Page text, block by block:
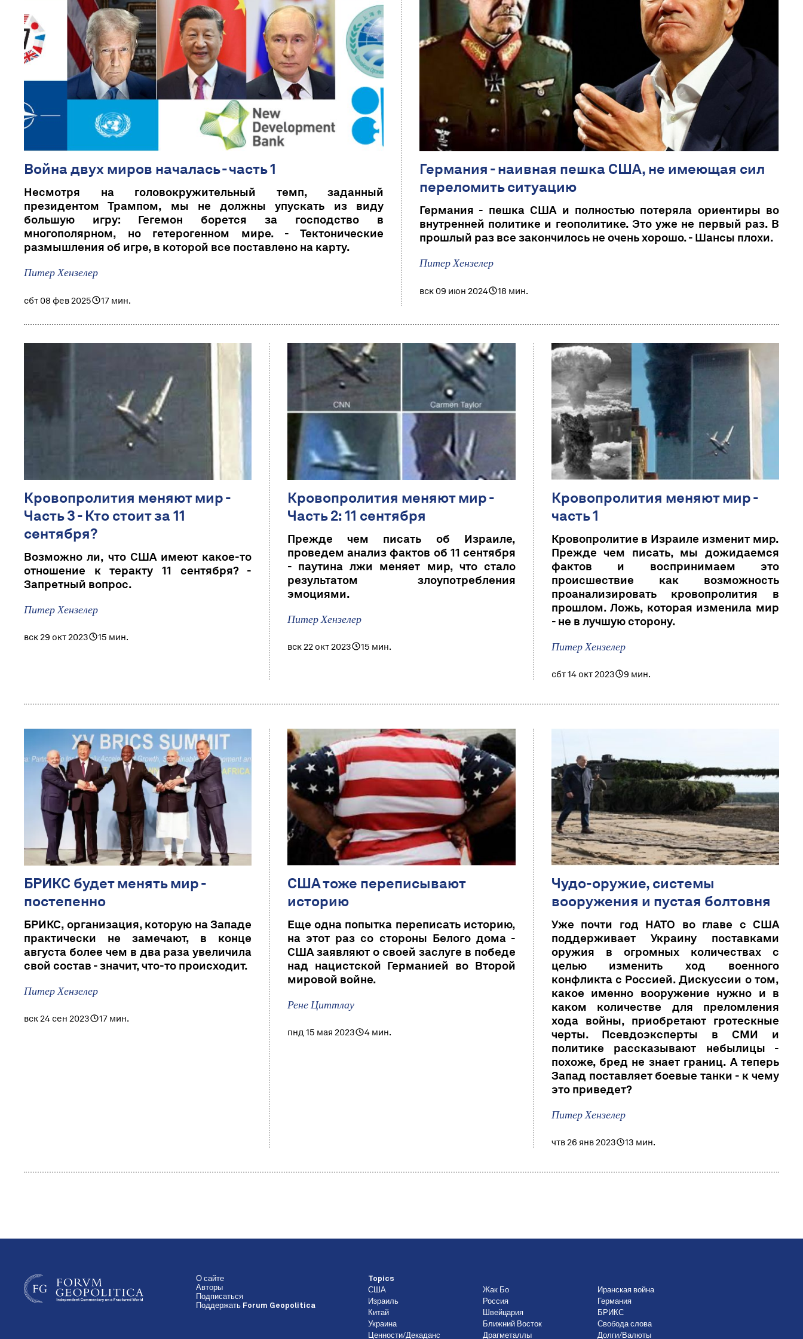
Война двух миров началась - часть 1
Несмотря на головокружительный темп, заданный
президентом Трампом, мы не должны упускать из виду
большую игру: Гегемон борется за господство в
многополярном, но гетерогенном мире. - Тектонические
размышления об игре, в которой все поставлено на карту.
Питер Хензелер
сбт 08 фев 2025 17 мин.
Германия - наивная пешка США, не имеющая сил
переломить ситуацию
Германия - пешка США и полностью потеряла ориентиры во
внутренней политике и геополитике. Это уже не первый раз. В
прошлый раз все закончилось не очень хорошо. - Шансы плохи.
Питер Хензелер
вск 09 июн 2024 18 мин.
Кровопролития меняют мир -
Часть 3 - Кто стоит за 11
сентября?
Возможно ли, что США имеют какое-то
отношение к теракту 11 сентября? -
Запретный вопрос.
Питер Хензелер
вск 29 окт 2023 15 мин.
Кровопролития меняют мир -
Часть 2: 11 сентября
Прежде чем писать об Израиле,
проведем анализ фактов об 11 сентября
- паутина лжи меняет мир, что стало
результатом злоупотребления
эмоциями.
Питер Хензелер
вск 22 окт 2023 15 мин.
Кровопролития меняют мир -
часть 1
Кровопролитие в Израиле изменит мир.
Прежде чем писать, мы дожидаемся
фактов и воспринимаем это
происшествие как возможность
проанализировать кровопролития в
прошлом. Ложь, которая изменила мир
- не в лучшую сторону.
Питер Хензелер
сбт 14 окт 2023 9 мин.
БРИКС будет менять мир -
постепенно
БРИКС, организация, которую на Западе
практически не замечают, в конце
августа более чем в два раза увеличила
свой состав - значит, что-то происходит.
Питер Хензелер
вск 24 сен 2023 17 мин.
США тоже переписывают
историю
Еще одна попытка переписать историю,
на этот раз со стороны Белого дома -
США заявляют о своей заслуге в победе
над нацистской Германией во Второй
мировой войне.
Рене Циттлау
пнд 15 мая 2023 4 мин.
Чудо-оружие, системы
вооружения и пустая болтовня
Уже почти год НАТО во главе с США
поддерживает Украину поставками
оружия в огромных количествах с
целью изменить ход военного
конфликта с Россией. Дискуссии о том,
какое именно вооружение нужно и в
каком количестве для преломления
хода войны, приобретают гротескные
черты. Псевдоэксперты в СМИ и
политике рассказывают небылицы -
похоже, бред не знает границ. А теперь
Запад поставляет боевые танки - к чему
это приведет?
Питер Хензелер
чтв 26 янв 2023 13 мин.
О сайте
Авторы
Подписаться
Поддержать Forum Geopolitica
Topics
США
Жак Бо
Иранская война
Израиль
Россия
Германия
Китай
Швейцария
БРИКС
Украина
Ближний Восток
Свобода слова
Ценности/Декаданс
Драгметаллы Долги/Валюты